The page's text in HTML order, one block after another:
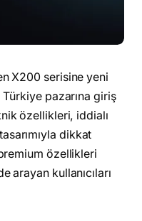
X200 serisine yeni
pazarına giriş
özellikleri, iddialı
dikkat
özellikleri
arayan kullanıcıları